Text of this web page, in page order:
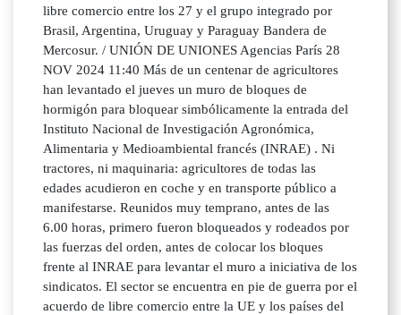
libre comercio entre los 27 y el grupo integrado por
Brasil, Argentina, Uruguay y Paraguay Bandera de
Mercosur. / UNIÓN DE UNIONES Agencias París 28
NOV 2024 11:40 Más de un centenar de agricultores
han levantado el jueves un muro de bloques de
hormigón para bloquear simbólicamente la entrada del
Instituto Nacional de Investigación Agronómica,
Alimentaria y Medioambiental francés (INRAE) . Ni
tractores, ni maquinaria: agricultores de todas las
edades acudieron en coche y en transporte público a
manifestarse. Reunidos muy temprano, antes de las
6.00 horas, primero fueron bloqueados y rodeados por
las fuerzas del orden, antes de colocar los bloques
frente al INRAE para levantar el muro a iniciativa de los
sindicatos. El sector se encuentra en pie de guerra por el
acuerdo de libre comercio entre la UE y los países del